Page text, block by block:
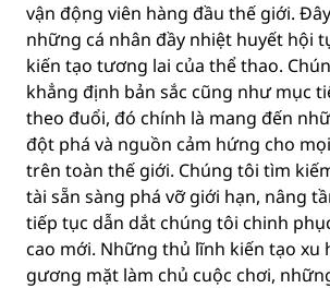
vận động viên hàng đầu thế giới.
những cá nhân đầy nhiệt huyết hội
kiến tạo tương lai của thể thao.
khẳng định bản sắc cũng như mục
theo đuổi, đó chính là mang đến
đột phá và nguồn cảm hứng cho
trên toàn thế giới. Chúng tôi tìm
tài sẵn sàng phá vỡ giới hạn, nâng
tiếp tục dẫn dắt chúng tôi chinh
cao mới. Những thủ lĩnh kiến tạo xu
gương mặt làm chủ cuộc chơi,